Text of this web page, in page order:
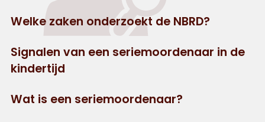
Welke zaken onderzoekt de NBRD?
Signalen van een seriemoordenaar in de
kindertijd
Wat is een seriemoordenaar?